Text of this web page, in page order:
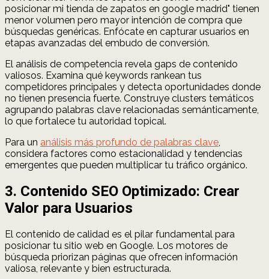
posicionar mi tienda de zapatos en google madrid" tienen
menor volumen pero mayor intención de compra que
búsquedas genéricas. Enfócate en capturar usuarios en
etapas avanzadas del embudo de conversión.
El análisis de competencia revela gaps de contenido
valiosos. Examina qué keywords rankean tus
competidores principales y detecta oportunidades donde
no tienen presencia fuerte. Construye clusters temáticos
agrupando palabras clave relacionadas semánticamente,
lo que fortalece tu autoridad topical.
Para un análisis más profundo de palabras clave,
considera factores como estacionalidad y tendencias
emergentes que pueden multiplicar tu tráfico orgánico.
3. Contenido SEO Optimizado: Crear
Valor para Usuarios
El contenido de calidad es el pilar fundamental para
posicionar tu sitio web en Google. Los motores de
búsqueda priorizan páginas que ofrecen información
valiosa, relevante y bien estructurada.